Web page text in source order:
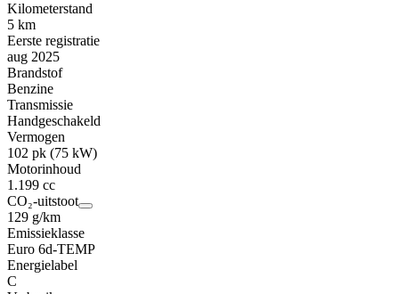
Kilometerstand
5 km
Eerste registratie
aug 2025
Brandstof
Benzine
Transmissie
Handgeschakeld
Vermogen
102 pk (75 kW)
Motorinhoud
1.199 cc
CO₂-uitstoot
129 g/km
Emissieklasse
Euro 6d-TEMP
Energielabel
C